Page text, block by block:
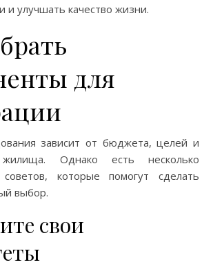
и улучшать качество жизни.
для
зависит от бюджета, целей и
жилища. Однако есть несколько
советов, которые помогут сделать
выбор.
свои